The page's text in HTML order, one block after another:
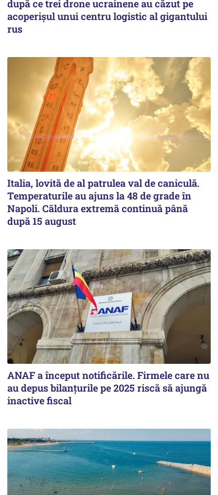
după ce trei drone ucrainene au căzut pe
acoperişul unui centru logistic al gigantului
rus
Italia, lovită de al patrulea val de caniculă.
Temperaturile au ajuns la 48 de grade în
Napoli. Căldura extremă continuă până
după 15 august
ANAF a început notificările. Firmele care nu
au depus bilanțurile pe 2025 riscă să ajungă
inactive fiscal